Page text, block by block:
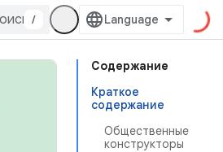
/
Содержание
Краткое
содержание
Общественные
конструкторы